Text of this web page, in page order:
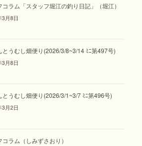
コラム「スタッフ堀江の釣り日記」（堀江）
月8日
とうむし畑便り(2026/3/8~3/14 ﾐﾆ第497号)
月8日
とうむし畑便り(2026/3/1~3/7 ﾐﾆ第496号)
月2日
コラム（しみずさおり）